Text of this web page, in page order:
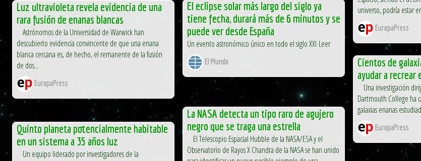
universo, podría estar
EuropaPress
El eclipse solar más largo del siglo ya
tiene fecha, durará más de 6 minutos y se
puede ver desde España
Un evento astronómico único en todo el siglo XXI Leer
El Mundo
Luz ultravioleta revela evidencia de una
rara fusión de enanas blancas
Astrónomos de la Universidad de Warwick han
descubierto evidencia convincente de que una enana
blanca cercana es, de hecho, el remanente de la fusión
de dos...
EuropaPress
Cientos de
ayudar a
Una investigación
Dartmouth College ha
galaxias enanas
EuropaPress
La NASA detecta un tipo raro de agujero
negro que se traga una estrella
El Telescopio Espacial Hubble de la NASA/ESA y el
Observatorio de Rayos X Chandra de la NASA se han unido
Quinto planeta potencialmente habitable
en un sistema a 35 años luz
Un equipo liderado por investigadores de la